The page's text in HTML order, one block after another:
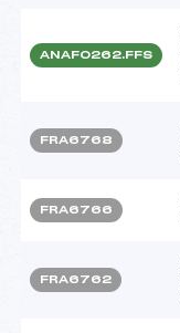
ANAF0262.FFS
FRA6768
FRA6766
FRA6762